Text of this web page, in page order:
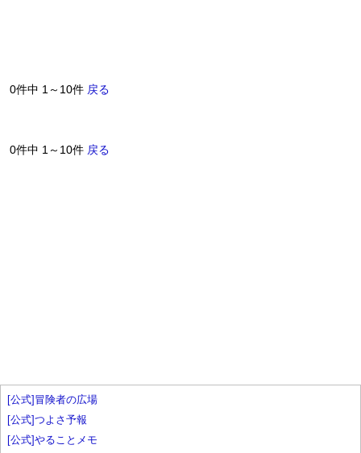
0件中 1～10件 戻る
0件中 1～10件 戻る
[公式]冒険者の広場
[公式]つよさ予報
[公式]やることメモ